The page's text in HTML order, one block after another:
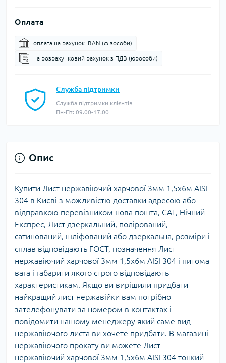
Оплата
оплата на рахунок IBAN (фізособи)
на розрахунковий рахунок з ПДВ (юрособи)
Служба підтримки
Служба підтримки клієнтів
Пн-Пт: 09.00-17.00
Опис
Купити Лист нержавіючий харчової 3мм 1,5х6м AISI
304 в Києві з можливістю доставки адресою або
відправкою перевізником нова пошта, САТ, Нічний
Експрес, Лист дзеркальний, полірований,
сатинований, шліфований або дзеркальна, розміри і
сплав відповідають ГОСТ, позначення Лист
нержавіючий харчової 3мм 1,5х6м AISI 304 і питома
вага і габарити якого строго відповідають
характеристикам. Якщо ви вирішили придбати
найкращий лист нержавійки вам потрібно
зателефонувати за номером в контактах і
повідомити нашому менеджеру який саме вид
нержавіючого листа ви хочете придбати. В магазині
нержавіючого прокату ви можете Лист
нержавіючий харчової 3мм 1,5х6м AISI 304 тонкий